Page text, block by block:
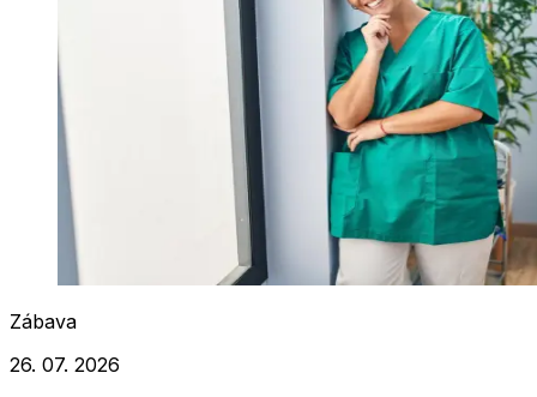
Zábava
26. 07. 2026